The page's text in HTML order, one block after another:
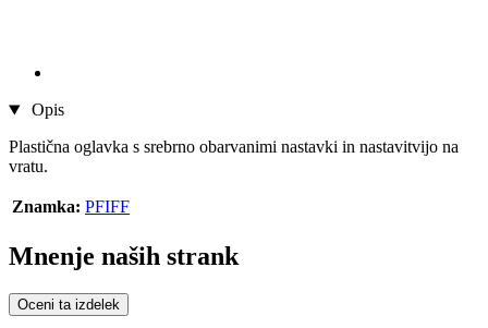
Opis
Plastična oglavka s srebrno obarvanimi nastavki in nastavitvijo na
vratu.
Znamka: PFIFF
Mnenje naših strank
Oceni ta izdelek